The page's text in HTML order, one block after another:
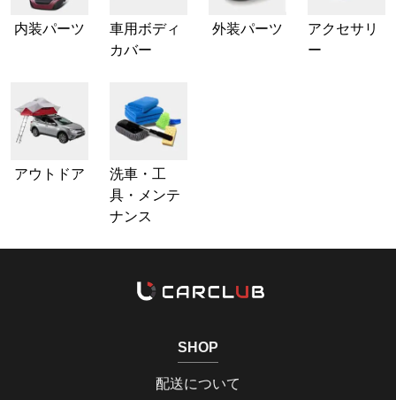
内装パーツ
車用ボディ
カバー
外装パーツ
アクセサリ
ー
アウトドア
洗車・工
具・メンテ
ナンス
SHOP
配送について